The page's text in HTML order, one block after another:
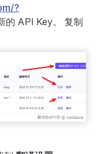
?
的 API Key。 复制